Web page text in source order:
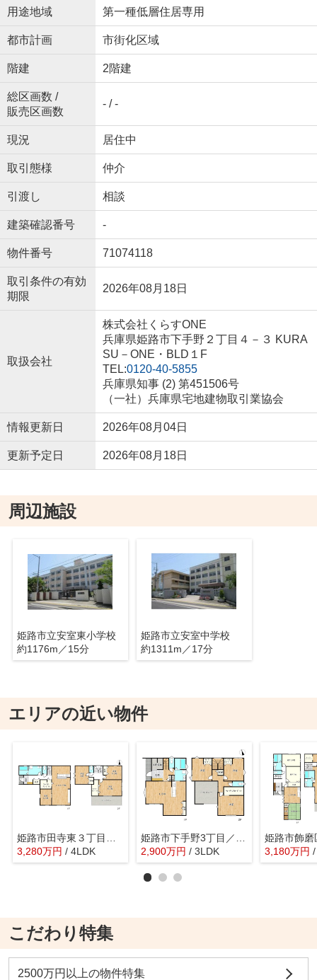
用途地域 第一種低層住居専用
都市計画 市街化区域
階建 2階建
総区画数 /
販売区画数
- / -
現況 居住中
取引態様 仲介
引渡し 相談
建築確認番号 -
物件番号 71074118
取引条件の有効
期限
2026年08月18日
取扱会社
株式会社くらすONE
兵庫県姫路市下手野２丁目４－３ KURA
SU－ONE・BLD１F
TEL:0120-40-5855
兵庫県知事 (2) 第451506号
（一社）兵庫県宅地建物取引業協会
情報更新日 2026年08月04日
更新予定日 2026年08月18日
周辺施設
姫路市立安室東小学校
約1176m／15分
姫路市立安室中学校
約1311m／17分
エリアの近い物件
3,280万円 / 4LDK
2,900万円 / 3LDK 3,180万円
こだわり特集
2500万円以上の物件特集